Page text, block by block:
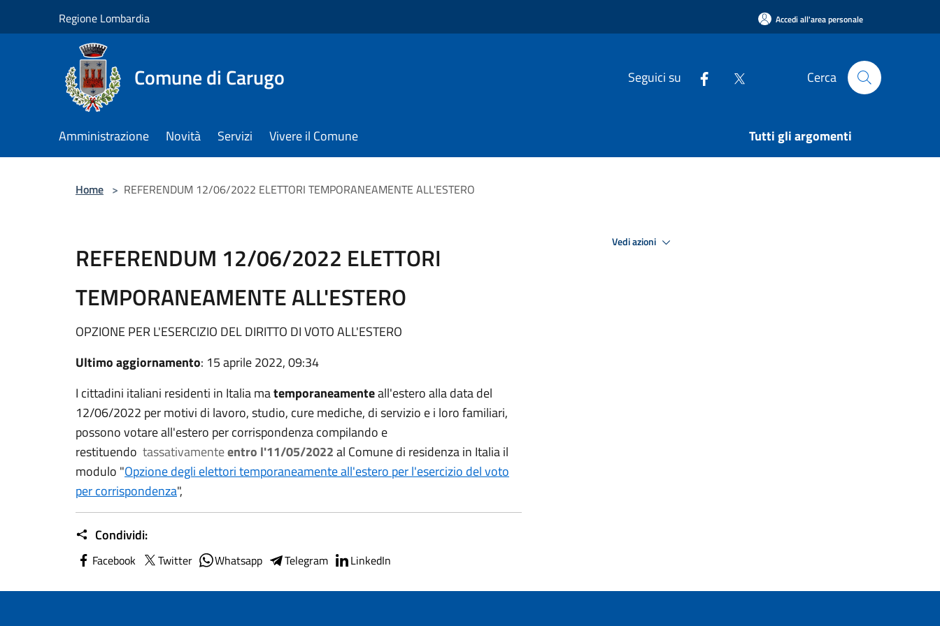
Regione Lombardia Accedi all'area personale
Comune di Carugo Seguici su Cerca
Amministrazione Novità Servizi Vivere il Comune Tutti gli argomenti
Home > REFERENDUM 12/06/2022 ELETTORI TEMPORANEAMENTE ALL'ESTERO
REFERENDUM 12/06/2022 ELETTORI
TEMPORANEAMENTE ALL'ESTERO
OPZIONE PER L'ESERCIZIO DEL DIRITTO DI VOTO ALL'ESTERO
Ultimo aggiornamento: 15 aprile 2022, 09:34
I cittadini italiani residenti in Italia matemporaneamenteall'estero alla data del
12/06/2022 per motivi di lavoro, studio, cure mediche, di servizio e i loro familiari,
possono votare all'estero per corrispondenza compilando e
restituendo tassativamenteentro l'11/05/2022al Comune di residenza in Italia il
modulo "Opzione degli elettori temporaneamente all'estero per l'esercizio del voto
per corrispondenza",
Condividi:
Facebook Twitter Whatsapp Telegram LinkedIn
Vedi azioni